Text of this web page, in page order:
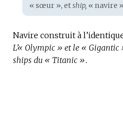
« sœur », etship, « navire
Navire construit à
L’« Olympic » et le «
ships du « Titanic ».